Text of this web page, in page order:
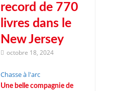
record de 770
livres dans le
New Jersey
octobre 18, 2024
Chasse à l'arc
Une belle compagnie de